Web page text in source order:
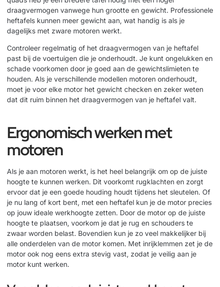
draagvermogen vanwege hun grootte en gewicht. Professionele
heftafels kunnen meer gewicht aan, wat handig is als je
dagelijks met zware motoren werkt.
Controleer regelmatig of het draagvermogen van je heftafel
past bij de voertuigen die je onderhoudt. Je kunt ongelukken en
schade voorkomen door je goed aan de gewichtslimieten te
houden. Als je verschillende modellen motoren onderhoudt,
moet je voor elke motor het gewicht checken en zeker weten
dat dit ruim binnen het draagvermogen van je heftafel valt.
Ergonomisch werken met
motoren
Als je aan motoren werkt, is het heel belangrijk om op de juiste
hoogte te kunnen werken. Dit voorkomt rugklachten en zorgt
ervoor dat je een goede houding houdt tijdens het sleutelen. Of
je nu lang of kort bent, met een heftafel kun je de motor precies
op jouw ideale werkhoogte zetten. Door de motor op de juiste
hoogte te plaatsen, voorkom je dat je rug en schouders te
zwaar worden belast. Bovendien kun je zo veel makkelijker bij
alle onderdelen van de motor komen. Met inrijklemmen zet je de
motor ook nog eens extra stevig vast, zodat je veilig aan je
motor kunt werken.